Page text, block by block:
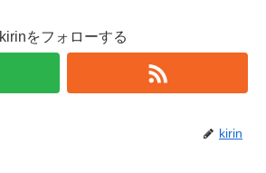
kirinをフォローする
kirin